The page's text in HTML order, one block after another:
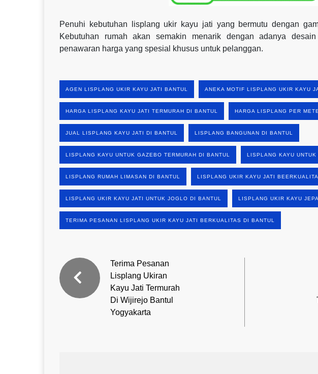
Penuhi kebutuhan lisplang ukir kayu jati yang bermutu dengan
Kebutuhan rumah akan semakin menarik dengan adanya
penawaran harga yang spesial khusus untuk pelanggan.
AGEN LISPLANG UKIR KAYU JATI BANTUL ANEKA MOTIF LISPLANG UKIR KAYU
HARGA LISPLANG KAYU JATI TERMURAH DI BANTUL HARGA LISPLANG PER
JUAL LISPLANG KAYU JATI DI BANTUL LISPLANG BANGUNAN DI BANTUL
LISPLANG KAYU UNTUK GAZEBO TERMURAH DI BANTUL LISPLANG KAYU UNTUK
LISPLANG RUMAH LIMASAN DI BANTUL LISPLANG UKIR KAYU JATI
LISPLANG UKIR KAYU JATI UNTUK JOGLO DI BANTUL LISPLANG UKIR KAYU
TERIMA PESANAN LISPLANG UKIR KAYU JATI BERKUALITAS DI BANTUL
Terima Pesanan
Lisplang Ukiran
Kayu Jati Termurah
Di Wijirejo Bantul
Yogyakarta